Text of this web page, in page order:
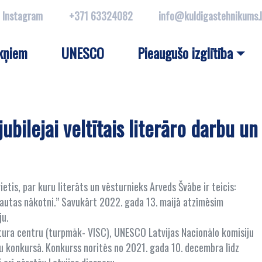
Instagram +371 63324082
UNESCO Pieaugušo izglītība
veltītais literāro darbu un
par kuru literāts un vēsturnieks Arveds Švābe ir teicis:
nākotni.” Savukārt 2022. gada 13. maijā atzīmēsim
centru (turpmāk- VISC), UNESCO Latvijas Nacionālo komisiju
Konkurss noritēs no 2021. gada 10. decembra līdz